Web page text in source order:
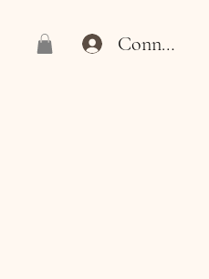
Connexion